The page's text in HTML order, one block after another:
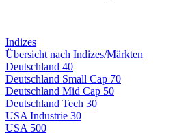
Indizes
Übersicht nach Indizes/Märkten
Deutschland 40
Deutschland Small Cap 70
Deutschland Mid Cap 50
Deutschland Tech 30
USA Industrie 30
USA 500